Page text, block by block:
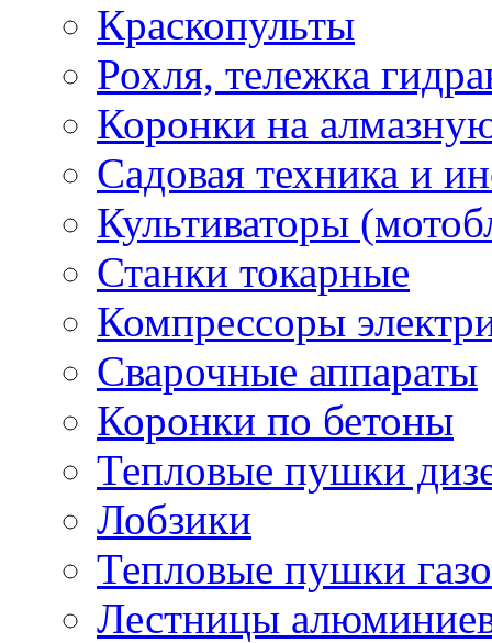
Краскопульты
Рохля, тележка
Коронки на
Садовая техника и
Культиваторы
Станки токарные
Компрессоры
Сварочные аппараты
Коронки по бетоны
Тепловые пушки
Лобзики
Тепловые пушки
Лестницы